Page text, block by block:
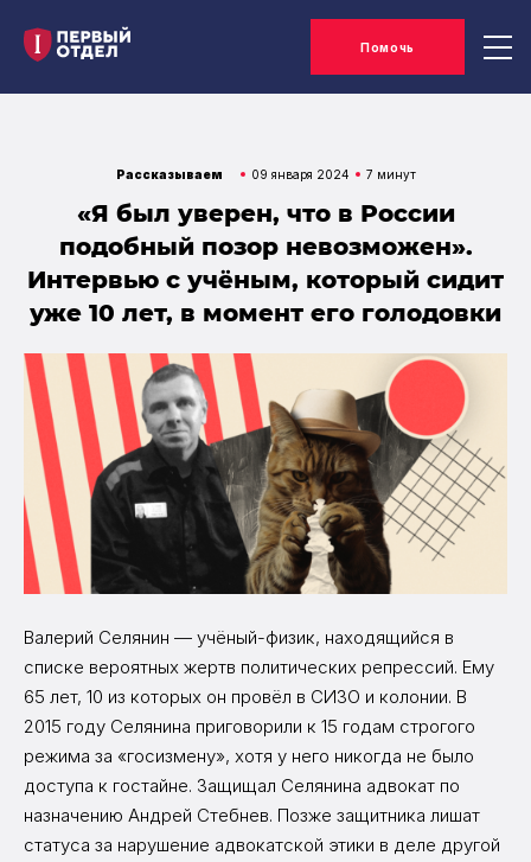
Помочь
Рассказываем 09 января 2024 7 минут
«Я был уверен, что в России
подобный позор невозможен».
Интервью c учёным, который сидит
уже 10 лет, в момент его голодовки
Валерий Селянин — учёный-физик, находящийся в
списке вероятных жертв политических репрессий. Ему
65 лет, 10 из которых он провёл в СИЗО и колонии. В
2015 году Селянина приговорили к 15 годам строгого
режима за «госизмену», хотя у него никогда не было
доступа к гостайне. Защищал Селянина адвокат по
назначению Андрей Стебнев. Позже защитника лишат
статуса за нарушение адвокатской этики в деле другой